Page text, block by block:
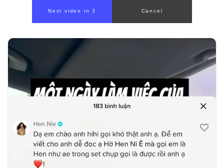
Next video in 1 Cancel